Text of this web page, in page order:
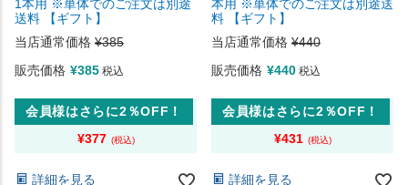
1本用 ※単体でのご注文は別途
送料 【ギフト】
当店通常価格 ¥385
販売価格 ¥385 税込
会員様はさらに2％OFF！
¥377
詳細を見る
本用 ※単体でのご注文は別途送
料 【ギフト】
当店通常価格 ¥440
販売価格 ¥440 税込
会員様はさらに2％OFF！
¥431
詳細を見る